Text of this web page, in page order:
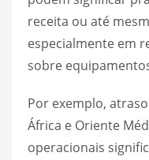
receita ou até
especialmente em
sobre
Por exemplo,
África e Oriente
operacionais